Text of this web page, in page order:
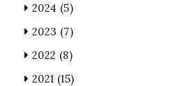
2024 (5)
2023 (7)
2022 (8)
2021 (15)